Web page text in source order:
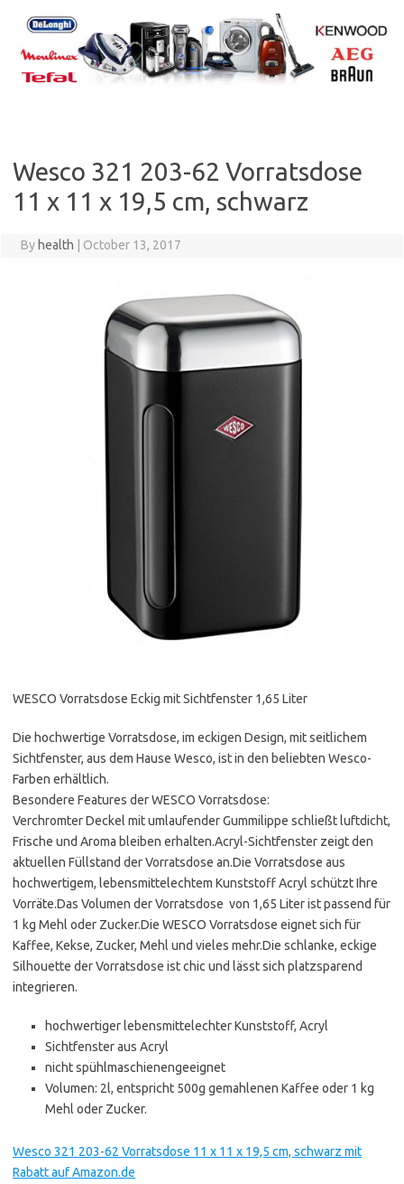
content
Wesco 321 203-62 Vorratsdose
11 x 11 x 19,5 cm, schwarz
By health October 13, 2017
WESCO Vorratsdose Eckig mit Sichtfenster 1,65 Liter
Die hochwertige Vorratsdose, im eckigen Design, mit seitlichem
Sichtfenster, aus dem Hause Wesco, ist in den beliebten Wesco-
Farben erhältlich.
Besondere Features der WESCO Vorratsdose:
Verchromter Deckel mit umlaufender Gummilippe schließt luftdicht,
Frische und Aroma bleiben erhalten.Acryl-Sichtfenster zeigt den
aktuellen Füllstand der Vorratsdose an.Die Vorratsdose aus
hochwertigem, lebensmittelechtem Kunststoff Acryl schützt Ihre
Vorräte.Das Volumen der Vorratsdose von 1,65 Liter ist passend für
1 kg Mehl oder Zucker.Die WESCO Vorratsdose eignet sich für
Kaffee, Kekse, Zucker, Mehl und vieles mehr.Die schlanke, eckige
Silhouette der Vorratsdose ist chic und lässt sich platzsparend
integrieren.
hochwertiger lebensmittelechter Kunststoff, Acryl
Sichtfenster aus Acryl
nicht spühlmaschienengeeignet
Volumen: 2l, entspricht 500g gemahlenen Kaffee oder 1 kg
Mehl oder Zucker.
Wesco 321 203-62 Vorratsdose 11 x 11 x 19,5 cm, schwarz mit
Rabatt auf Amazon.de